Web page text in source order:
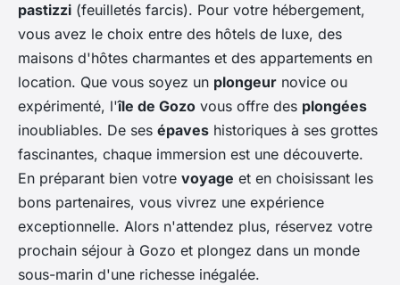
pastizzi (feuilletés farcis). Pour votre hébergement,
vous avez le choix entre des hôtels de luxe, des
maisons d'hôtes charmantes et des appartements en
location. Que vous soyez un plongeur novice ou
expérimenté, l'île de Gozo vous offre des plongées
inoubliables. De ses épaves historiques à ses grottes
fascinantes, chaque immersion est une découverte.
En préparant bien votre voyage et en choisissant les
bons partenaires, vous vivrez une expérience
exceptionnelle. Alors n'attendez plus, réservez votre
prochain séjour à Gozo et plongez dans un monde
sous-marin d'une richesse inégalée.